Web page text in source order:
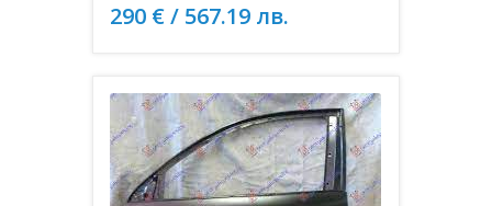
290 € / 567.19 лв.